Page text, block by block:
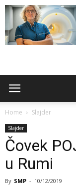
Home Slajder
Slajder
Čovek
u Rumi
By SMP - 10/12/2019